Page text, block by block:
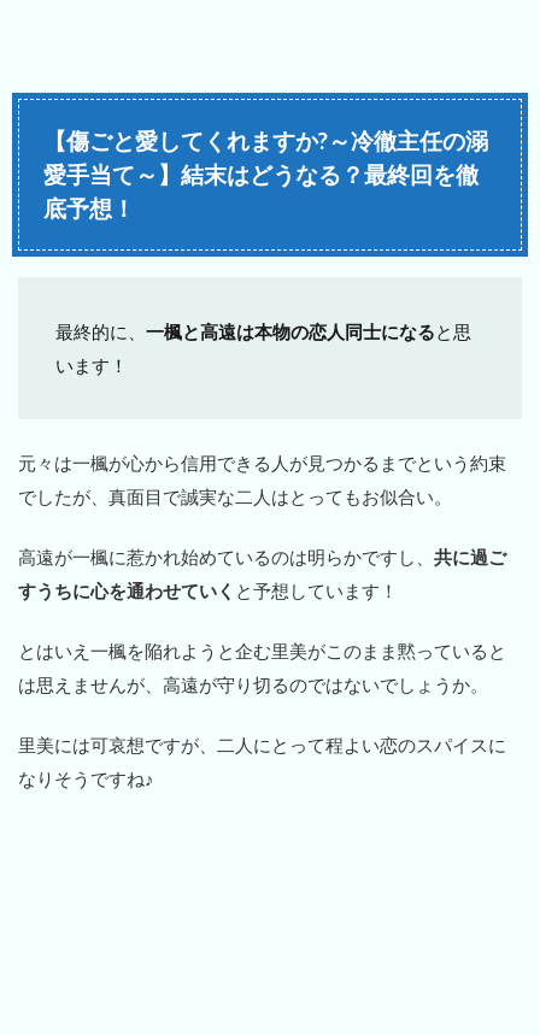
【傷ごと愛してくれますか?～冷徹主任の溺
愛手当て～】結末はどうなる？最終回を徹
底予想！
最終的に、 一楓と高遠は本物の恋人同士になると思
います！
元々は一楓が心から信用できる人が見つかるまでという約束
でしたが、真面目で誠実な二人はとってもお似合い。
高遠が一楓に惹かれ始めているのは明らかですし、 共に過ご
すうちに心を通わせていく と予想しています！
とはいえ一楓を陥れようと企む里美がこのまま黙っていると
は思えませんが、高遠が守り切るのではないでしょうか。
里美には可哀想ですが、二人にとって程よい恋のスパイスに
なりそうですね♪